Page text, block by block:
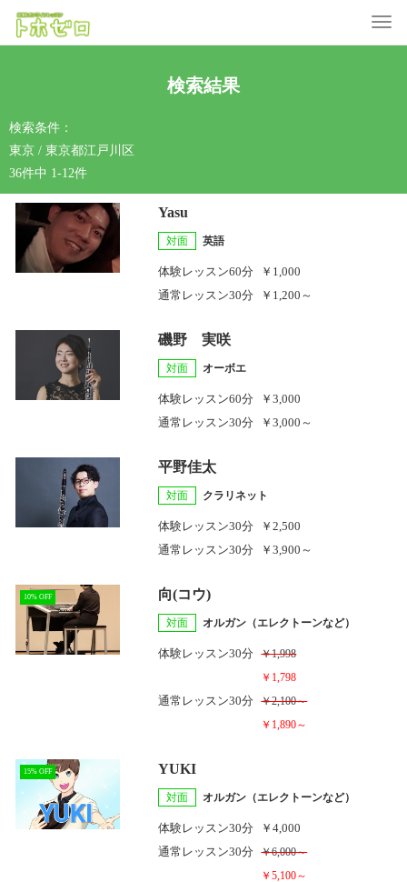
検索結果
検索条件：
東京 / 東京都江戸川区
36件中 1-12件
Yasu
対面 英語
体験レッスン60分
￥1,000
通常レッスン30分 ￥1,200～
磯野 実咲
対面 オーボエ
体験レッスン60分
￥3,000
通常レッスン30分 ￥3,000～
平野佳太
対面 クラリネット
体験レッスン30分
￥2,500
通常レッスン30分 ￥3,900～
10% OFF 向(コウ)
対面 オルガン（エレクトーンなど）
体験レッスン30分
￥1,998
￥1,798
通常レッスン30分
￥2,100～
￥1,890～
15% OFF YUKI
対面 オルガン（エレクトーンなど）
体験レッスン30分
￥4,000
通常レッスン30分
￥6,000～
￥5,100～